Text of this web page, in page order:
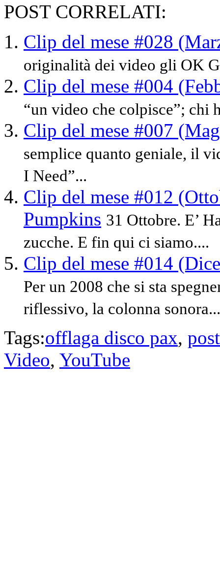
POST CORRELATI:
Clip del mese #028
originalità dei video gli OK
Clip del mese #004
“un video che colpisce”; chi
Clip del mese #007
semplice quanto geniale, il
I Need”...
Clip del mese #012
Pumpkins 31 Ottobre. E’
zucche. E fin qui ci siamo....
Clip del mese #014
Per un 2008 che si sta
riflessivo, la colonna sonora...
Tags:offlaga disco pax,
Video, YouTube